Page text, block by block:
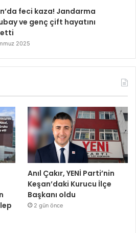
feci kaza! Jandarma
ve genç çift hayatını
2025
Anıl Çakır, YENİ Parti’nin
Keşan’daki Kurucu İlçe
Başkanı oldu
2 gün önce